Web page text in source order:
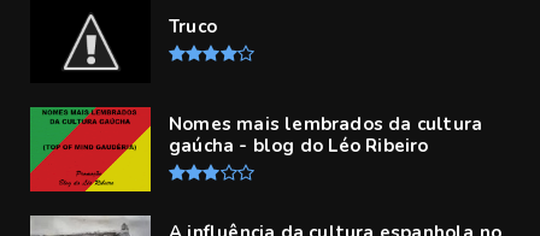
Truco
Nomes mais lembrados da cultura
gaúcha - blog do Léo Ribeiro